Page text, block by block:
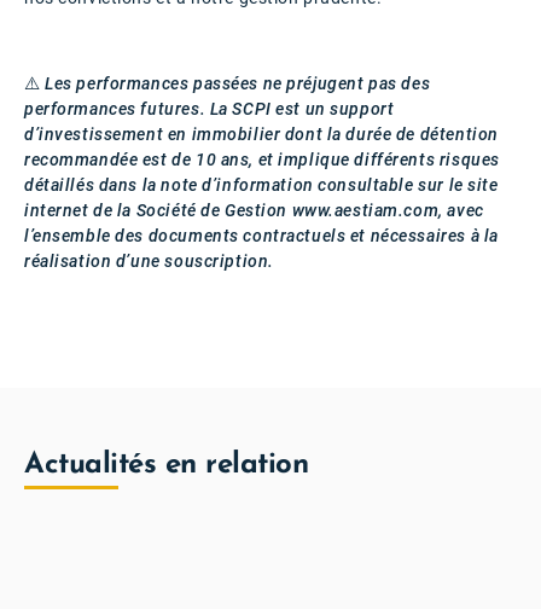
⚠️Les performances passées ne préjugent pas des
performances futures. La SCPI est un support
d’investissement en immobilier dont la durée de détention
recommandée est de 10 ans, et implique différents risques
détaillés dans la note d’information consultable sur le site
internet de la Société de Gestion www.aestiam.com, avec
l’ensemble des documents contractuels et nécessaires à la
réalisation d’une souscription.
Actualités en relation